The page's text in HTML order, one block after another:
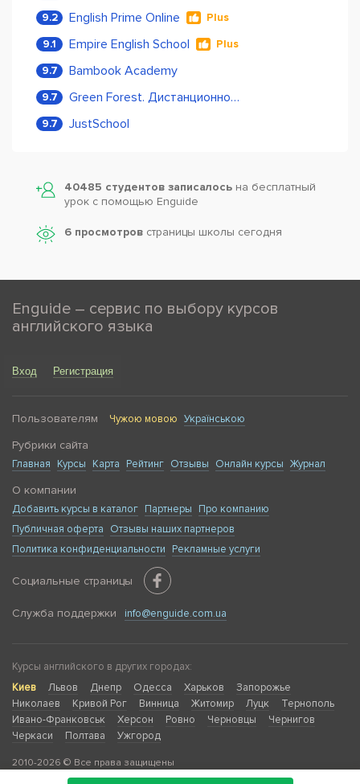
9.2 English Prime Online Plus
9.1 Empire English School Plus
9.7 Bambook Academy
9.7 Green Forest. Дистанционное обучение
9.7 JustSchool
40485 студентов записалось на бесплатный
урок с помощью Enguide
6 просмотров страницы школы сегодня
Enguide – сервис по выбору курсов
английского языка
Вход Регистрация
Пользователям Чужою мовою Українською
Рубрики сайта
Главная Курсы Карта Рейтинг Отзывы Онлайн курсы Журнал
О компании
Добавить курсы в каталог Партнеры
Про компанию
Публичная оферта
Отзывы наших партнеров
Политика конфиденциальности
Рекламные услуги
Социальные страницы
Служба поддержки info@enguide.com.ua
Курсы английского в других городах:
Киев
Львов Днепр Одесса Харьков
Запорожье
Николаев
Кривой Рог Винница Житомир Луцк
Тернополь
Ивано-Франковськ
Херсон Ровно Черновцы
Чернигов
Черкаси
Полтава Ужгород
2010-2026 © Все права защищены